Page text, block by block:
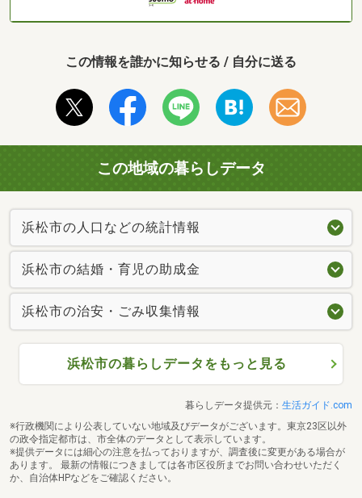
この情報を誰かに知らせる / 自分に送る
この地域の暮らしデータ
浜松市の人口などの統計情報
浜松市の結婚・育児の助成金
浜松市の治安・ごみ収集情報
浜松市の暮らしデータをもっと見る
暮らしデータ提供元： 生活ガイド.com
※行政機関により公表していない地域及びデータがございます。東京23区以外
の政令指定都市は、市全体のデータとして表示しています。
※提供データには細心の注意を払っておりますが、調査後に変更がある場合が
あります。 最新の情報につきましては各市区役所までお問い合わせいただく
か、自治体HPなどをご確認ください。